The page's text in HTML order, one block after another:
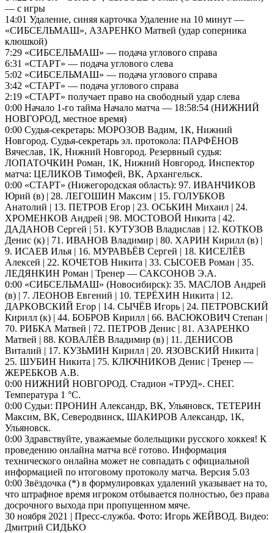
— с игры
14:01 Удаление, синяя карточка Удаление на 10 минут —
«СИБСЕЛЬМАШ», АЗАРЕНКО Матвей (удар соперника
клюшкой)
7:29 «СИБСЕЛЬМАШ» — подача углового справа
6:31 «СТАРТ» — подача углового слева
5:02 «СИБСЕЛЬМАШ» — подача углового справа
3:42 «СТАРТ» — подача углового справа
2:19 «СТАРТ» получает право на свободный удар слева
0:00 Начало 1-го тайма Начало матча — 18:58:54 (НИЖНИЙ
НОВГОРОД, местное время)
0:00 Судья-секретарь: МОРОЗОВ Вадим, 1К, Нижний
Новгород. Судья-секретарь эл. протокола: ПАРФЁНОВ
Вячеслав, 1К, Нижний Новгород. Резервный судья:
ЛОПАТОЧКИН Роман, 1К, Нижний Новгород. Инспектор
матча: ЦЕЛИКОВ Тимофей, ВК, Архангельск.
0:00 «СТАРТ» (Нижегородская область): 97. ИВАНЧИКОВ
Юрий (в) | 28. ЛЕГОШИН Максим | 15. ГОЛУБКОВ
Анатолий | 13. ПЕТРОВ Егор | 23. ОСЬКИН Михаил | 24.
ХРОМЕНКОВ Андрей | 98. МОСТОВОЙ Никита | 42.
ДАДАНОВ Сергей | 51. КУТУЗОВ Владислав | 12. КОТКОВ
Денис (к) | 71. ИВАНОВ Владимир | 80. ХАРИН Кирилл (в) |
9. ИСАЕВ Илья | 16. МУРАВЬЁВ Сергей | 18. КИСЕЛЁВ
Алексей | 22. КОЧЕТОВ Никита | 33. СЫСОЕВ Роман | 35.
ЛЕДЯНКИН Роман | Тренер — САКСОНОВ Э.А.
0:00 «СИБСЕЛЬМАШ» (Новосибирск): 35. МАСЛОВ Андрей
(в) | 7. ЛЕОНОВ Евгений | 10. ТЕРЁХИН Никита | 12.
ДАРКОВСКИЙ Егор | 14. СЫЧЁВ Игорь | 24. ПЕТРОВСКИЙ
Кирилл (к) | 44. БОБРОВ Кирилл | 66. ВАСЮКОВИЧ Степан |
70. РИБКА Матвей | 72. ПЕТРОВ Денис | 81. АЗАРЕНКО
Матвей | 88. КОВАЛЁВ Владимир (в) | 11. ДЕНИСОВ
Виталий | 17. КУЗЬМИН Кирилл | 20. ЯЗОВСКИЙ Никита |
25. ШУБИН Никита | 75. КЛЮЧНИКОВ Денис | Тренер —
ЖЕРЕБКОВ А.В.
0:00 НИЖНИЙ НОВГОРОД. Cтадион «ТРУД». СНЕГ.
Температура 1 °C.
0:00 Судьи: ПРОНИН Александр, ВК, Ульяновск, ТЕТЕРИН
Максим, ВК, Северодвинск, ШАКИРОВ Александр, 1К,
Ульяновск.
0:00 Здравствуйте, уважаемые болельщики русского хоккея! К
проведению онлайна матча всё готово. Информация
технического онлайна может не совпадать с официальной
информацией по итоговому протоколу матча. Версия 5.03
0:00 Звёздочка (*) в формулировках удалений указывает на то,
что штрафное время игроком отбывается полностью, без права
досрочного выхода при пропущенном мяче.
30 ноября 2021 | Пресс-служба. Фото: Игорь ЖЕЙВОД. Видео:
Дмитрий СИДЬКО